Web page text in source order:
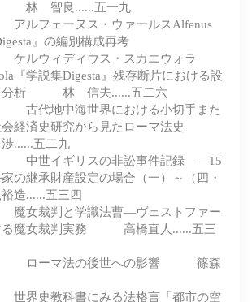
林 智良......五一九
ェーヌス・ウァールスAlfenus
』の編別構成再考
ウィディウス・スカエウォラ
『学説集Digesta』残存断片における設
向分析 林 信夫......五二六
地中海世界における小切手また
経済史研究から見たローマ法史
五二九
世イギリスの非訟事件記録 ―15
の継承財産設定の場合（一）～（四・
......五三四
裁判と学識法曹―ヴェストファー
る魔女裁判実務 高橋直人......五三
ーマ法の後世への影響 篠森
教科書にみる法格言「都市の空